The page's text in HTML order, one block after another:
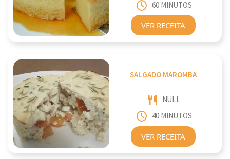
60 MINUTOS
VER RECEITA
SALGADO MAROMBA
NULL
40 MINUTOS
VER RECEITA